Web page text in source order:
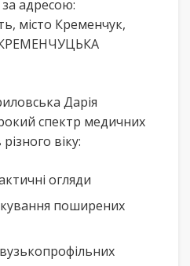
адресою:
місто Кременчук,
КРЕМЕНЧУЦЬКА
Дарія
спектр медичних
віку:
огляди
поширених